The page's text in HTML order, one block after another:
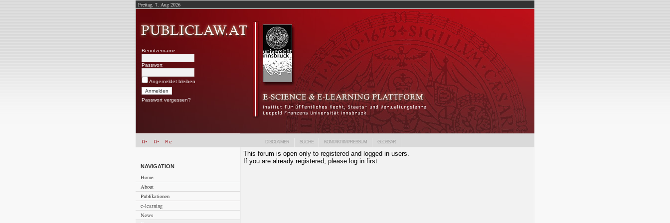
Freitag, 7. Aug 2026
Benutzername
Passwort
Angemeldet bleiben
Passwort vergessen?
DISCLAIMER SUCHE KONTAKT/IMPRESSUM GLOSSAR
NAVIGATION
Home
About
Publikationen
e-learning
News
This forum is open only to registered and logged in users.
If you are already registered, please log in first.